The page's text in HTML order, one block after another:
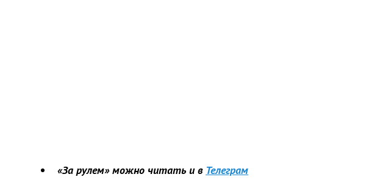
«За рулем» можно читать и в Телеграм